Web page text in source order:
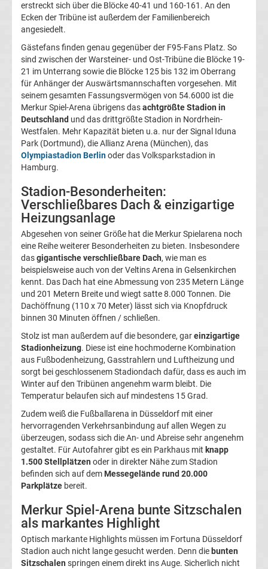
Bundesliga
Torjäger
Bundesliga
Meistertrainer
Liste
Oberliga-
Meister
Liste
DDR
Oberliga
Torschützenkönige
Deutsche
Fußballkommentatoren
DFB-
Hallenmasters
Schiedsrichter
des
erstreckt sich über die Blöcke 40-41 und 160-161. An den
Ecken der Tribüne ist außerdem der Familienbereich
angesiedelt.
Gästefans finden genau gegenüber der F95-Fans Platz. So
sind zwischen der Warsteiner- und Ost-Tribüne die Blöcke 19-
21 im Unterrang sowie die Blöcke 125 bis 132 im Oberrang
für Anhänger der Auswärtsmannschaften vorgesehen. Mit
seinem gesamten Fassungsvermögen von 54.6000 ist die
Merkur Spiel-Arena übrigens dasachtgrößte Stadion in
Deutschland und das drittgrößte Stadion in Nordrhein-
Westfalen. Mehr Kapazität bieten u.a. nur der Signal Iduna
Park (Dortmund), die Allianz Arena (München), das
Olympiastadion Berlinoder das Volksparkstadion in
Hamburg.
Stadion-Besonderheiten:
Verschließbares Dach & einzigartige
Heizungsanlage
Abgesehen von seiner Größe hat die Merkur Spielarena noch
eine Reihe weiterer Besonderheiten zu bieten. Insbesondere
dasgigantische verschließbare Dach, wie man es
beispielsweise auch von der Veltins Arena in Gelsenkirchen
kennt. Das Dach hat eine Abmessung von 235 Metern Länge
und 201 Metern Breite und wiegt satte 8.000 Tonnen. Die
Dachöffnung (110 x 70 Meter) lässt sich via Knopfdruck
binnen 30 Minuten öffnen / schließen.
Stolz ist man außerdem auf die besondere, gareinzigartige
Stadionheizung. Diese ist eine hochmoderne Kombination
aus Fußbodenheizung, Gasstrahlern und Luftheizung und
sorgt bei geschlossenem Stadiondach dafür, dass es auch im
Winter auf den Tribünen angenehm warm bleibt. Die
Temperatur belaufen sich auf mindestens 15 Grad.
Zudem weiß die Fußballarena in Düsseldorf mit einer
hervorragenden Verkehrsanbindung auf allen Wegen zu
überzeugen, sodass sich die An- und Abreise sehr angenehm
gestaltet. Für Autofahrer gibt es ein Parkhaus mit knapp
1.500 Stellplätzen oder in direkter Nähe zum Stadion
befinden sich auf dem Messegelände rund 20.000
Parkplätze bereit.
Merkur Spiel-Arena bunte Sitzschalen
als markantes Highlight
Optisch markante Highlights müssen im Fortuna Düsseldorf
Stadion auch nicht lange gesucht werden. Denn diebunten
Sitzschalen springen einem direkt ins Auge. Sicherlich nicht